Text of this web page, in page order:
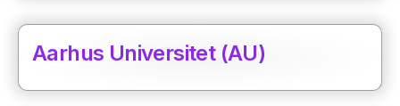
Aarhus Universitet (AU)